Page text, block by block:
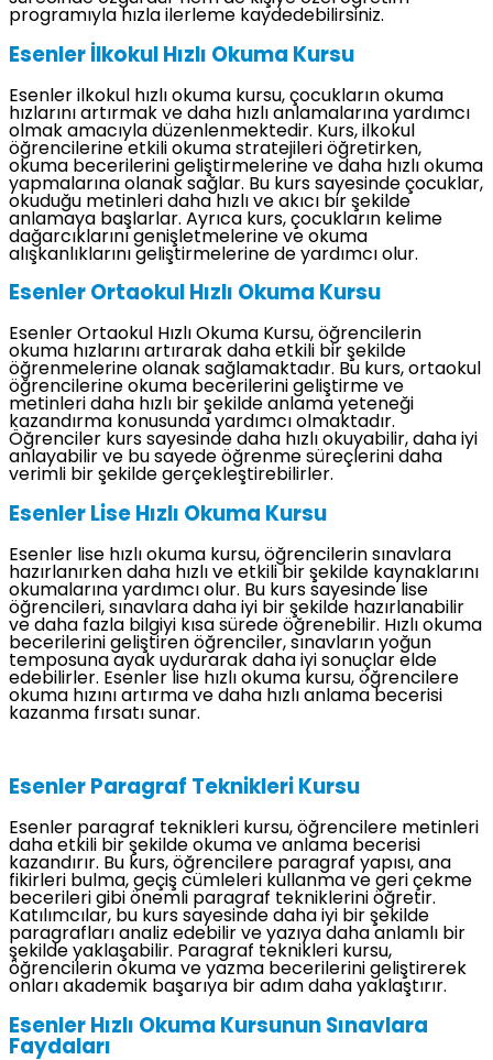
programıyla hızla ilerleme kaydedebilirsiniz.
Esenler İlkokul Hızlı Okuma Kursu
Esenler ilkokul hızlı okuma kursu, çocukların okuma
hızlarını artırmak ve daha hızlı anlamalarına yardımcı
olmak amacıyla düzenlenmektedir. Kurs, ilkokul
öğrencilerine etkili okuma stratejileri öğretirken,
okuma becerilerini geliştirmelerine ve daha hızlı okuma
yapmalarına olanak sağlar. Bu kurs sayesinde çocuklar,
okuduğu metinleri daha hızlı ve akıcı bir şekilde
anlamaya başlarlar. Ayrıca kurs, çocukların kelime
dağarcıklarını genişletmelerine ve okuma
alışkanlıklarını geliştirmelerine de yardımcı olur.
Esenler Ortaokul Hızlı Okuma Kursu
Esenler Ortaokul Hızlı Okuma Kursu, öğrencilerin
okuma hızlarını artırarak daha etkili bir şekilde
öğrenmelerine olanak sağlamaktadır. Bu kurs, ortaokul
öğrencilerine okuma becerilerini geliştirme ve
metinleri daha hızlı bir şekilde anlama yeteneği
kazandırma konusunda yardımcı olmaktadır.
Öğrenciler kurs sayesinde daha hızlı okuyabilir, daha iyi
anlayabilir ve bu sayede öğrenme süreçlerini daha
verimli bir şekilde gerçekleştirebilirler.
Esenler Lise Hızlı Okuma Kursu
Esenler lise hızlı okuma kursu, öğrencilerin sınavlara
hazırlanırken daha hızlı ve etkili bir şekilde kaynaklarını
okumalarına yardımcı olur. Bu kurs sayesinde lise
öğrencileri, sınavlara daha iyi bir şekilde hazırlanabilir
ve daha fazla bilgiyi kısa sürede öğrenebilir. Hızlı okuma
becerilerini geliştiren öğrenciler, sınavların yoğun
temposuna ayak uydurarak daha iyi sonuçlar elde
edebilirler. Esenler lise hızlı okuma kursu, öğrencilere
okuma hızını artırma ve daha hızlı anlama becerisi
kazanma fırsatı sunar.
Esenler Paragraf Teknikleri Kursu
Esenler paragraf teknikleri kursu, öğrencilere metinleri
daha etkili bir şekilde okuma ve anlama becerisi
kazandırır. Bu kurs, öğrencilere paragraf yapısı, ana
fikirleri bulma, geçiş cümleleri kullanma ve geri çekme
becerileri gibi önemli paragraf tekniklerini öğretir.
Katılımcılar, bu kurs sayesinde daha iyi bir şekilde
paragrafları analiz edebilir ve yazıya daha anlamlı bir
şekilde yaklaşabilir. Paragraf teknikleri kursu,
öğrencilerin okuma ve yazma becerilerini geliştirerek
onları akademik başarıya bir adım daha yaklaştırır.
Esenler Hızlı Okuma Kursunun Sınavlara
Faydaları